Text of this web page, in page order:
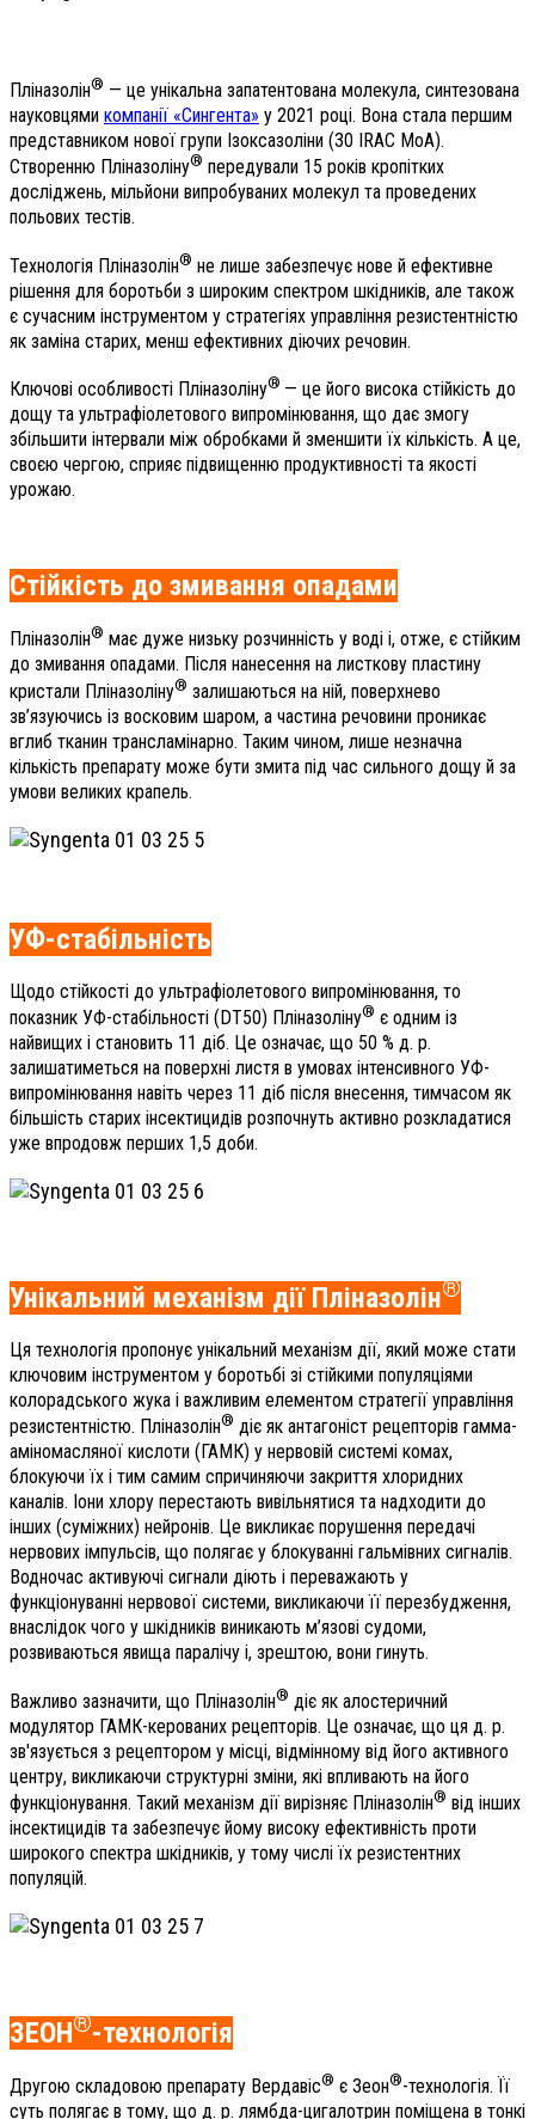
Пліназолін® — це унікальна запатентована молекула, синтезована
науковцями компанії «Сингента» у 2021 році. Вона стала першим
представником нової групи Ізоксазоліни (30 IRAC MoA).
Створенню Пліназоліну® передували 15 років кропітких
досліджень, мільйони випробуваних молекул та проведених
польових тестів.
Технологія Пліназолін® не лише забезпечує нове й ефективне
рішення для боротьби з широким спектром шкідників, але також
є сучасним інструментом у стратегіях управління резистентністю
як заміна старих, менш ефективних діючих речовин.
Ключові особливості Пліназоліну® — це його висока стійкість до
дощу та ультрафіолетового випромінювання, що дає змогу
збільшити інтервали між обробками й зменшити їх кількість. А це,
своєю чергою, сприяє підвищенню продуктивності та якості
урожаю.
Стійкість до змивання опадами
Пліназолін® має дуже низьку розчинність у воді і, отже, є стійким
до змивання опадами. Після нанесення на листкову пластину
кристали Пліназоліну® залишаються на ній, поверхнево
зв’язуючись із восковим шаром, а частина речовини проникає
вглиб тканин трансламінарно. Таким чином, лише незначна
кількість препарату може бути змита під час сильного дощу й за
умови великих крапель.
УФ-стабільність
Щодо стійкості до ультрафіолетового випромінювання, то
показник УФ-стабільності (DT50) Пліназоліну® є одним із
найвищих і становить 11 діб. Це означає, що 50 % д. р.
залишатиметься на поверхні листя в умовах інтенсивного УФ-
випромінювання навіть через 11 діб після внесення, тимчасом як
більшість старих інсектицидів розпочнуть активно розкладатися
уже впродовж перших 1,5 доби.
Унікальний механізм дії Пліназолін®
Ця технологія пропонує унікальний механізм дії, який може стати
ключовим інструментом у боротьбі зі стійкими популяціями
колорадського жука і важливим елементом стратегії управління
резистентністю. Пліназолін® діє як антагоніст рецепторів гамма-
аміномасляної кислоти (ГАМК) у нервовій системі комах,
блокуючи їх і тим самим спричиняючи закриття хлоридних
каналів. Іони хлору перестають вивільнятися та надходити до
інших (суміжних) нейронів. Це викликає порушення передачі
нервових імпульсів, що полягає у блокуванні гальмівних сигналів.
Водночас активуючі сигнали діють і переважають у
функціонуванні нервової системи, викликаючи її перезбудження,
внаслідок чого у шкідників виникають м’язові судоми,
розвиваються явища паралічу і, зрештою, вони гинуть.
Важливо зазначити, що Пліназолін® діє як алостеричний
модулятор ГАМК-керованих рецепторів. Це означає, що ця д. р.
зв'язується з рецептором у місці, відмінному від його активного
центру, викликаючи структурні зміни, які впливають на його
функціонування. Такий механізм дії вирізняє Пліназолін® від інших
інсектицидів та забезпечує йому високу ефективність проти
широкого спектра шкідників, у тому числі їх резистентних
популяцій.
ЗЕОН®-технологія
Другою складовою препарату Вердавіс® є Зеон®-технологія. Її
суть полягає в тому, що д. р. лямбда-цигалотрин поміщена в тонкі